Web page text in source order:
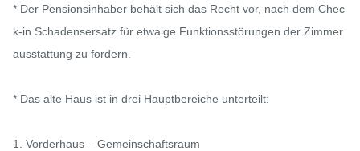
* Der Pensionsinhaber behält sich das Recht vor, nach dem Chec
k-in Schadensersatz für etwaige Funktionsstörungen der Zimmer
ausstattung zu fordern.
* Das alte Haus ist in drei Hauptbereiche unterteilt:
1. Vorderhaus – Gemeinschaftsraum